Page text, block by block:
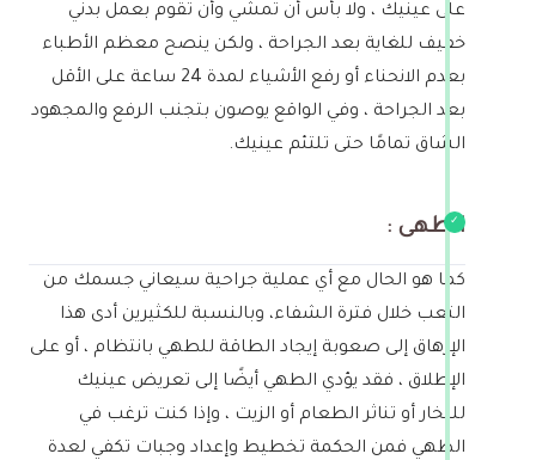
على عينيك ، ولا بأس أن تمشي وأن تقوم بعمل بدني
خفيف للغاية بعد الجراحة ، ولكن ينصح معظم الأطباء
بعدم الانحناء أو رفع الأشياء لمدة 24 ساعة على الأقل
بعد الجراحة ، وفي الواقع يوصون بتجنب الرفع والمجهود
الشاق تمامًا حتى تلتئم عينيك.
الطهى :
كما هو الحال مع أي عملية جراحية سيعاني جسمك من
التعب خلال فترة الشفاء، وبالنسبة للكثيرين أدى هذا
الإرهاق إلى صعوبة إيجاد الطاقة للطهي بانتظام ، أو على
الإطلاق ، فقد يؤدي الطهي أيضًا إلى تعريض عينيك
للبخار أو تناثر الطعام أو الزيت ، وإذا كنت ترغب في
الطهي فمن الحكمة تخطيط وإعداد وجبات تكفي لعدة